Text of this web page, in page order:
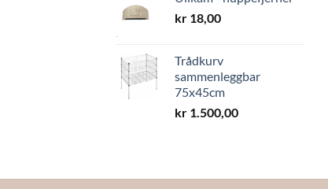
kr 18,00
Trådkurv
sammenleggbar
75x45cm
kr 1.500,00